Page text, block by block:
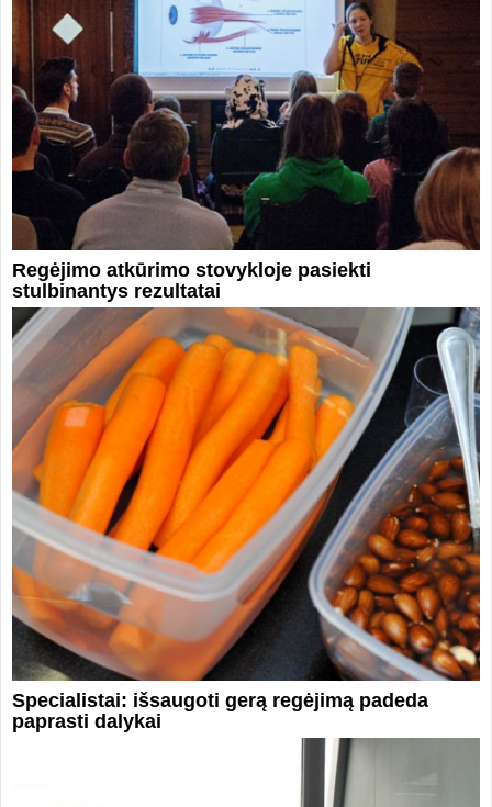
Regėjimo atkūrimo stovykloje pasiekti
stulbinantys rezultatai
Specialistai: išsaugoti gerą regėjimą padeda
paprasti dalykai